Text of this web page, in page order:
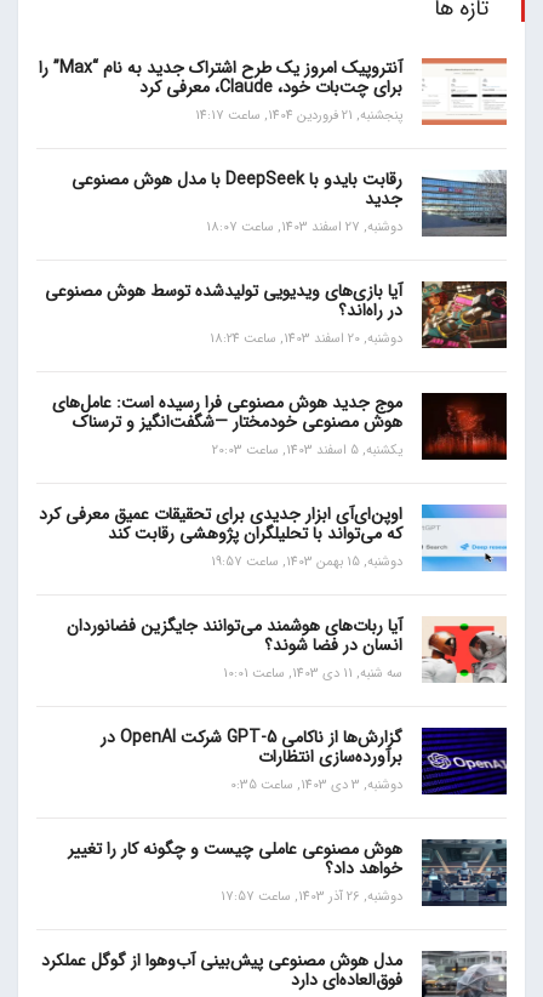
تازه ها
آنتروپیک امروز یک طرح اشتراک جدید به نام “Max” را
برای چت‌بات خود، Claude، معرفی کرد
پنجشنبه, 21 فروردین 1404, ساعت 14:17
رقابت بایدو با DeepSeek با مدل هوش مصنوعی
جدید
دوشنبه, 27 اسفند 1403, ساعت 18:07
آیا بازی‌های ویدیویی تولیدشده توسط هوش مصنوعی
در راه‌اند؟
دوشنبه, 20 اسفند 1403, ساعت 18:24
موج جدید هوش مصنوعی فرا رسیده است: عامل‌های
هوش مصنوعی خودمختار —شگفت‌انگیز و ترسناک
یکشنبه, 5 اسفند 1403, ساعت 20:03
اوپن‌ای‌آی ابزار جدیدی برای تحقیقات عمیق معرفی کرد
که می‌تواند با تحلیلگران پژوهشی رقابت کند
دوشنبه, 15 بهمن 1403, ساعت 19:57
آیا ربات‌های هوشمند می‌توانند جایگزین فضانوردان
انسان در فضا شوند؟
سه شنبه, 11 دی 1403, ساعت 10:01
گزارش‌ها از ناکامی GPT-5 شرکت OpenAI در
برآورده‌سازی انتظارات
دوشنبه, 3 دی 1403, ساعت 0:35
هوش مصنوعی عاملی چیست و چگونه کار را تغییر
خواهد داد؟
دوشنبه, 26 آذر 1403, ساعت 17:57
مدل هوش مصنوعی پیش‌بینی آب‌و‌هوا از گوگل عملکرد
فوق‌العاده‌ای دارد